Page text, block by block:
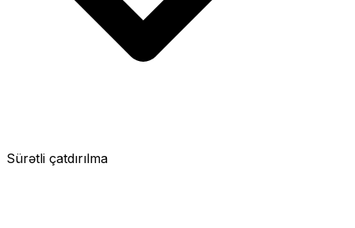
Sürətli çatdırılma